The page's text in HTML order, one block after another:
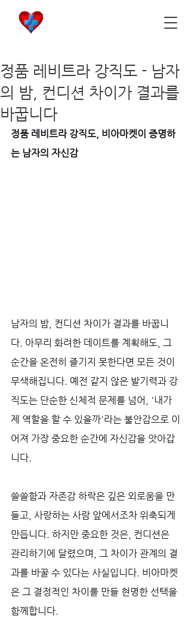
정품 레비트라 강직도 - 남자
의 밤, 컨디션 차이가 결과를
바꿉니다
정품 레비트라 강직도, 비아마켓이 증명하
는 남자의 자신감
남자의 밤, 컨디션 차이가 결과를 바꿉니
다. 아무리 화려한 데이트를 계획해도, 그
순간을 온전히 즐기지 못한다면 모든 것이
무색해집니다. 예전 같지 않은 발기력과 강
직도는 단순한 신체적 문제를 넘어, '내가
제 역할을 할 수 있을까'라는 불안감으로 이
어져 가장 중요한 순간에 자신감을 앗아갑
니다.
쓸쓸함과 자존감 하락은 깊은 외로움을 만
들고, 사랑하는 사람 앞에서조차 위축되게
만듭니다. 하지만 중요한 것은, 컨디션은
관리하기에 달렸으며, 그 차이가 관계의 결
과를 바꿀 수 있다는 사실입니다. 비아마켓
은 그 결정적인 차이를 만들 현명한 선택을
함께합니다.